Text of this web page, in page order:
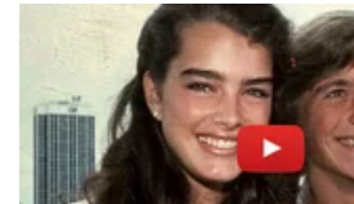
Add Asianetnews Marathi as a Preferred
Source
2
6